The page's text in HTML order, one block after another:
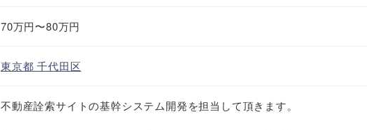
70万円〜80万円
東京都千代田区
不動産詮索サイトの基幹システム開発を担当して頂きます。